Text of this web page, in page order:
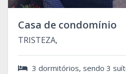
Casa de condomínio
TRISTEZA,
3 dormitórios, sendo 3